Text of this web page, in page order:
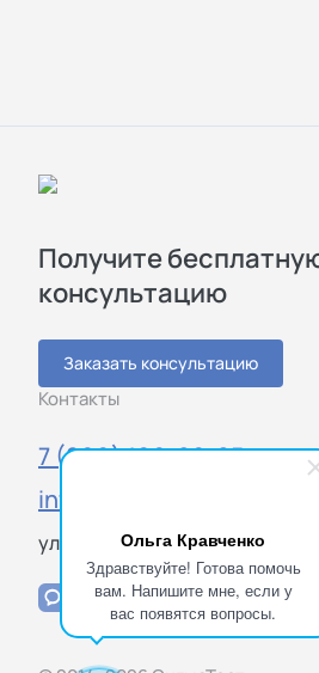
Ольга Кравченко
Здравствуйте! Готова помочь
вам. Напишите мне, если у
вас появятся вопросы.
Получите
консультацию
Заказать консультацию
Контакты
7 (800) 100-20-85
info@sigmatest.ru
ул. Громовой, Тольятти,